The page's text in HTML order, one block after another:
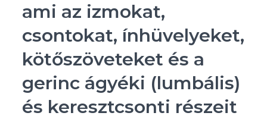
ami az izmokat,
csontokat, ínhüvelyeket,
kötőszöveteket és a
gerinc ágyéki (lumbális)
és keresztcsonti részeit